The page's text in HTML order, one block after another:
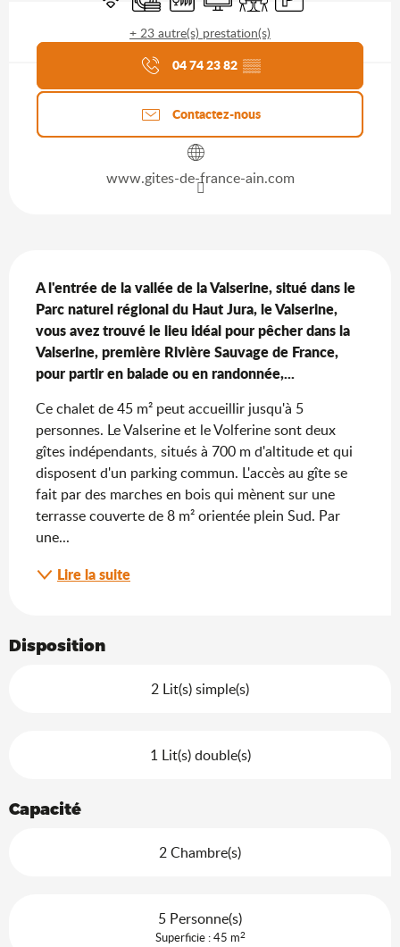
+ 23 autre(s) prestation(s)
Agenda du moment
04 74 23 82 ▒▒
Contactez-nous
www.gites-de-france-ain.com
A l'entrée de la vallée de la Valserine, situé dans le
Parc naturel régional du Haut Jura, le Valserine,
vous avez trouvé le lieu idéal pour pêcher dans la
Valserine, première Rivière Sauvage de France,
pour partir en balade ou en randonnée,...
Ce chalet de 45 m² peut accueillir jusqu'à 5
personnes. Le Valserine et le Volferine sont deux
gîtes indépendants, situés à 700 m d'altitude et qui
disposent d'un parking commun. L'accès au gîte se
fait par des marches en bois qui mènent sur une
terrasse couverte de 8 m² orientée plein Sud. Par
une...
Lire la suite
Disposition
2 Lit(s) simple(s)
1 Lit(s) double(s)
Capacité
2 Chambre(s)
5 Personne(s)
Superficie : 45 m2